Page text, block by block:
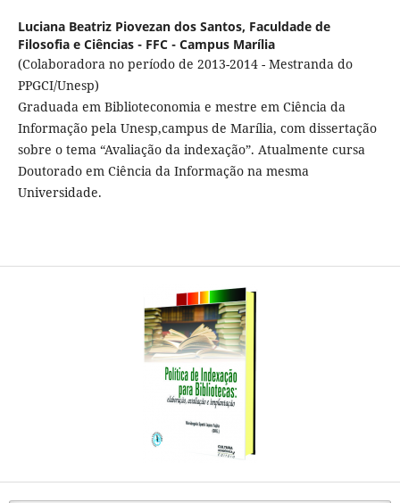
Luciana Beatriz Piovezan dos Santos, Faculdade de
Filosofia e Ciências - FFC - Campus Marília
(Colaboradora no período de 2013-2014 - Mestranda do
PPGCI/Unesp)
Graduada em Biblioteconomia e mestre em Ciência da
Informação pela Unesp,campus de Marília, com dissertação
sobre o tema “Avaliação da indexação”. Atualmente cursa
Doutorado em Ciência da Informação na mesma
Universidade.